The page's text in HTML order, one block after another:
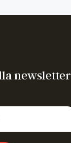
newsletter